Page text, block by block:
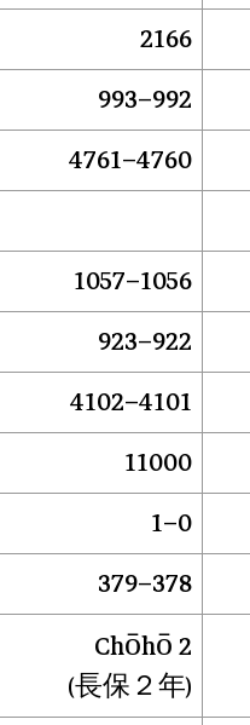
2166
992–993
4760–4761
1056–1057
922–923
4101–4102
11000
0–1
378–379
Chōhō2
(長保２年)